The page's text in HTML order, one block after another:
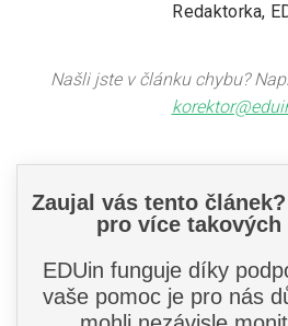
Redaktorka,
Našli jste v článku chybu?